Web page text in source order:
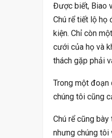
Được biết, Biao
Chú rể tiết lộ họ
kiện. Chỉ còn
cưới của họ và
thách gặp phải
Trong một đoạn
chúng tôi cũng
Chú rể cũng
nhưng chúng tôi